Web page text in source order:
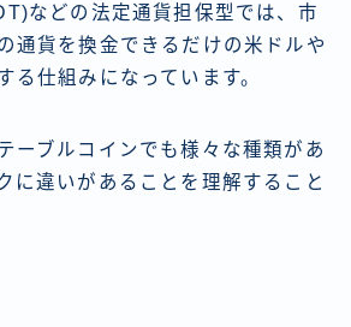
などの法定通貨担保型では、市
通貨を換金できるだけの米ドルや
る仕組みになっています。
ーブルコインでも様々な種類があ
に違いがあることを理解すること